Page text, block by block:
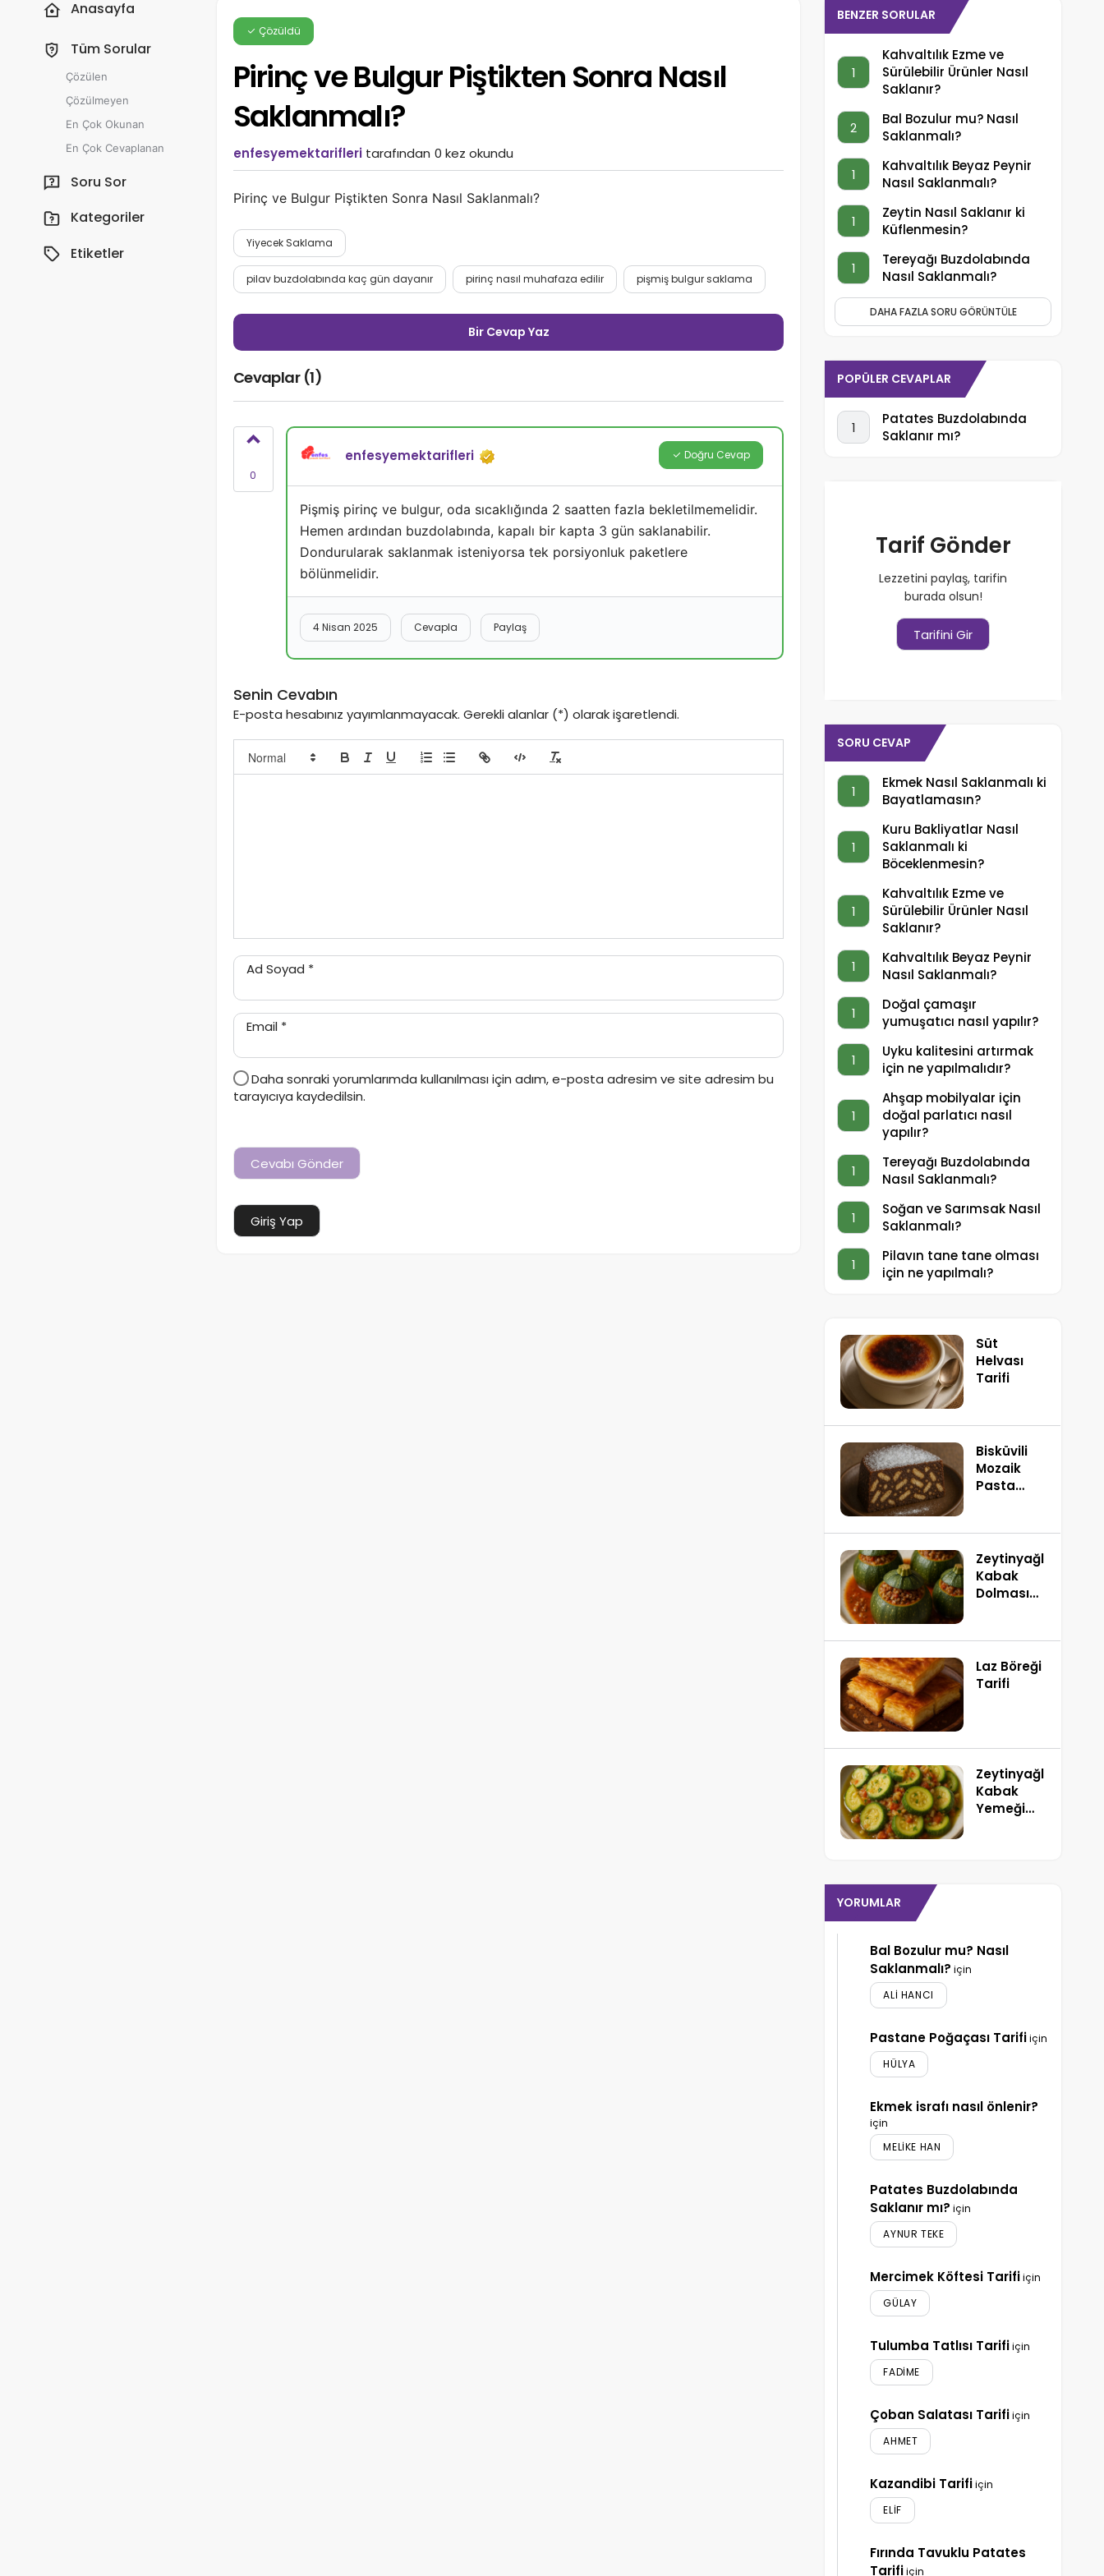
Anasayfa
Tüm Sorular
Çözülen
Çözülmeyen
En Çok Okunan
En Çok Cevaplanan
Soru Sor
Kategoriler
Etiketler
Çözüldü
Pirinç ve Bulgur Piştikten Sonra Nasıl
Saklanmalı?
enfesyemektarifleritarafından 0 kez okundu
Pirinç ve Bulgur Piştikten Sonra Nasıl Saklanmalı?
Yiyecek Saklama
pilav buzdolabında kaç gün dayanır pirinç nasıl muhafaza edilir pişmiş bulgur saklama
Bir Cevap Yaz
Cevaplar (1)
0
enfesyemektarifleri Doğru Cevap
Pişmiş pirinç ve bulgur, oda sıcaklığında 2 saatten fazla bekletilmemelidir.
Hemen ardından buzdolabında, kapalı bir kapta 3 gün saklanabilir.
Dondurularak saklanmak isteniyorsa tek porsiyonluk paketlere
bölünmelidir.
4 Nisan 2025 Cevapla Paylaş
Senin Cevabın
E-posta hesabınız yayımlanmayacak. Gerekli alanlar (*) olarak işaretlendi.
Ad Soyad *
Email *
Daha sonraki yorumlarımda kullanılması için adım, e-posta adresim ve site adresim bu
tarayıcıya kaydedilsin.
Giriş Yap
BENZER SORULAR
1
Kahvaltılık Ezme ve
Sürülebilir Ürünler Nasıl
Saklanır?
2
Bal Bozulur mu? Nasıl
Saklanmalı?
1
Kahvaltılık Beyaz Peynir
Nasıl Saklanmalı?
1
Zeytin Nasıl Saklanır ki
Küflenmesin?
1
Tereyağı Buzdolabında
Nasıl Saklanmalı?
DAHA FAZLA SORU GÖRÜNTÜLE
POPÜLER CEVAPLAR
1
Patates Buzdolabında
Saklanır mı?
Tarif Gönder
Lezzetini paylaş, tarifin
burada olsun!
Tarifini Gir
SORU CEVAP
1
Ekmek Nasıl Saklanmalı ki
Bayatlamasın?
1
Kuru Bakliyatlar Nasıl
Saklanmalı ki
Böceklenmesin?
1
Kahvaltılık Ezme ve
Sürülebilir Ürünler Nasıl
Saklanır?
1
Kahvaltılık Beyaz Peynir
Nasıl Saklanmalı?
1
Doğal çamaşır
yumuşatıcı nasıl yapılır?
1
Uyku kalitesini artırmak
için ne yapılmalıdır?
1
Ahşap mobilyalar için
doğal parlatıcı nasıl
yapılır?
1
Tereyağı Buzdolabında
Nasıl Saklanmalı?
1
Soğan ve Sarımsak Nasıl
Saklanmalı?
1
Pilavın tane tane olması
için ne yapılmalı?
Süt
Helvası
Tarifi
Bisküvili
Mozaik
Pasta
Zeytinyağlı
Kabak
Dolması
Laz Böreği
Tarifi
Zeytinyağlı
Kabak
Yemeği
YORUMLAR
Bal Bozulur mu? Nasıl
Saklanmalı? için
ALI HANCI
Pastane Poğaçası Tarifiiçin
HÜLYA
Ekmek israfı nasıl önlenir?
için
MELIKE HAN
Patates Buzdolabında
Saklanır mı? için
AYNUR TEKE
Mercimek Köftesi Tarifiiçin
GÜLAY
Tulumba Tatlısı Tarifiiçin
FADIME
Çoban Salatası Tarifiiçin
AHMET
Kazandibi Tarifiiçin
ELIF
Fırında Tavuklu Patates
Tarifiiçin